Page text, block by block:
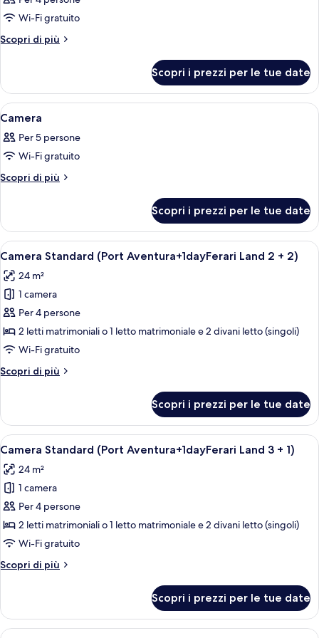
le
foto
per
Wi-Fi gratuito
Scopri di più
Altri
Scopri i prezzi per le tue date
Apri
tutte
le
foto
per
Una camera da letto con un letto,
11
Camera
Per 5 persone
Wi-Fi gratuito
Scopri di più
Altri
Scopri i prezzi per le tue date
Apri
tutte
le
foto
per
Camera
Standard
Aventura+1dayFerari
+
2)
Una stanza con due letti, una sedia
7
Camera Standard (Port Aventura+1dayFerari Land 2 + 2)
24 m²
1 camera
Per 4 persone
2 letti matrimoniali o 1 letto matrimoniale e 2 divani letto (singoli)
Wi-Fi gratuito
Scopri di più
Altri
Standard
(Port
Aventura+1dayFerari
2
+
Scopri i prezzi per le tue date
Apri
tutte
le
foto
per
Camera
Standard
Aventura+1dayFerari
+
Una stanza con due letti, una sedia
5
Camera Standard (Port Aventura+1dayFerari Land 3 + 1)
24 m²
1 camera
Per 4 persone
2 letti matrimoniali o 1 letto matrimoniale e 2 divani letto (singoli)
Wi-Fi gratuito
Scopri di più
Altri
Standard
(Port
Scopri i prezzi per le tue date
Una camera d'albergo con due letti,